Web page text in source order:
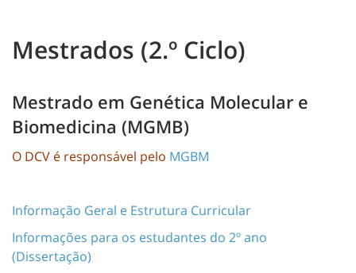
Mestrados (2.º Ciclo)
Mestrado em Genética Molecular e
Biomedicina (MGMB)
O DCV é responsável pelo MGBM
Informação Geral e Estrutura Curricular
Informações para os estudantes do 2º ano
(Dissertação)